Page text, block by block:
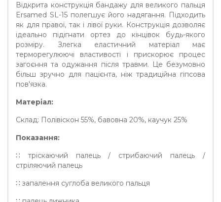
Відкрита конструкція бандажу для великого пальця
Ersamed SL-15 полегшує його надягання. Підходить
як для правої, так і лівої руки. Конструкція дозволяє
ідеально підігнати ортез до кінцівок будь-якого
розміру. Злегка еластичний матеріал має
терморегулюючі властивості і прискорює процес
загоєння та одужання після травми. Це безумовно
більш зручно для пацієнта, ніж традиційна гіпсова
пов'язка.
Матеріал:
Склад: Полівіскон 55%, бавовна 20%, каучук 25%
Показання:
∷ тріскаючий палець / стрибаючий палець /
стріляючий палець
∷ запалення суглоба великого пальця